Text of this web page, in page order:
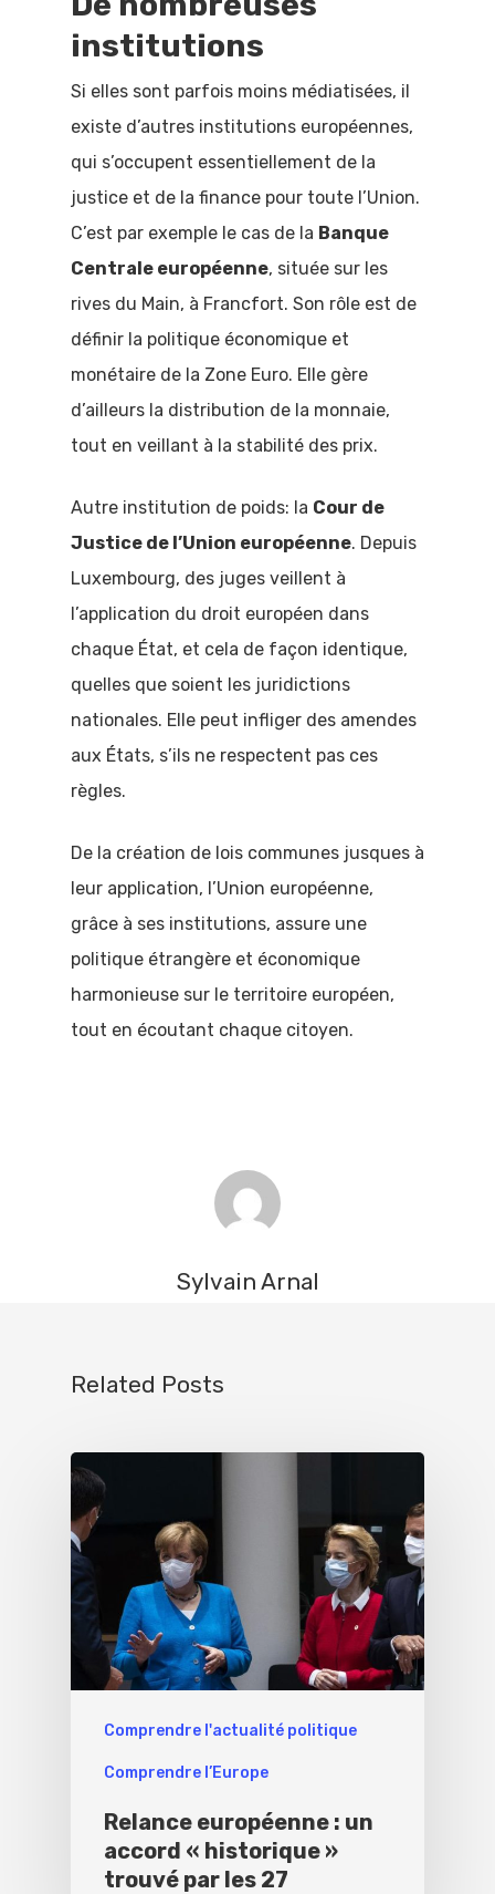
institutions
Si elles sont parfois moins médiatisées, il
existe d’autres institutions européennes,
qui s’occupent essentiellement de la
justice et de la finance pour toute l’Union.
C’est par exemple le cas de la Banque
Centrale européenne, située sur les
rives du Main, à Francfort. Son rôle est de
définir la politique économique et
monétaire de la Zone Euro. Elle gère
d’ailleurs la distribution de la monnaie,
tout en veillant à la stabilité des prix.
Autre institution de poids: la Cour de
Justice de l’Union européenne. Depuis
Luxembourg, des juges veillent à
l’application du droit européen dans
chaque État, et cela de façon identique,
quelles que soient les juridictions
nationales. Elle peut infliger des amendes
aux États, s’ils ne respectent pas ces
règles.
De la création de lois communes jusques à
leur application, l’Union européenne,
grâce à ses institutions, assure une
politique étrangère et économique
harmonieuse sur le territoire européen,
tout en écoutant chaque citoyen.
Sylvain Arnal
Related Posts
Comprendre l'actualité politique
Comprendre l’Europe
Relance européenne : un
accord « historique »
trouvé par les 27